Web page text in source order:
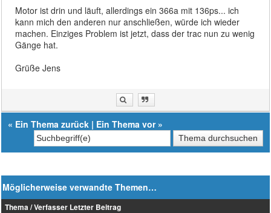
Motor ist drin und läuft, allerdings ein 366a mit 136ps... ich
kann mich den anderen nur anschließen, würde ich wieder
machen. Einziges Problem ist jetzt, dass der trac nun zu wenig
Gänge hat.
Grüße Jens
« Ein Thema zurück | Ein Thema vor»
Möglicherweise verwandte Themen…
Thema / Verfasser Letzter Beitrag